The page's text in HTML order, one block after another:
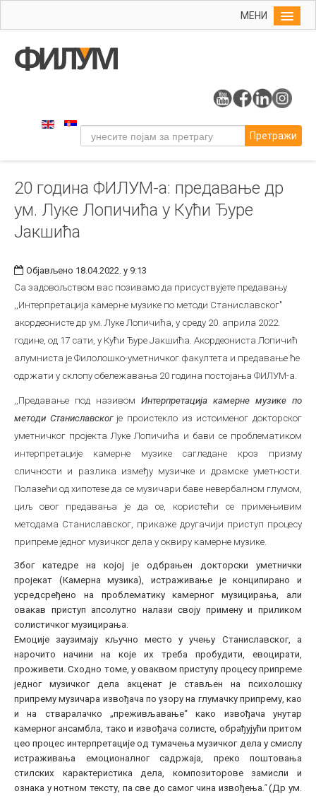
МЕНИ
Упис
Уметност
Музичка уметност
Примењена и ликовна уметност
Галерија
Библиотека
Студенти
Међународна
Претражи
20 година ФИЛУМ-а: предавање др
ум. Луке Лопичића у Кући Ђуре
Јакшића
Објављено 18.04.2022. у 9:13
Са задовољством вас позивамо да присуствујете предавању
,,Интерпретација камерне музике по методи Станиславског"
акордеонисте др ум. Луке Лопичића, у среду 20. априла 2022.
године, од 17 сати, у Кући Ђуре Јакшића. Акордеониста Лопичић
алумниста је Филолошко-уметничког факултета и предавање ће
одржати у склопу обележавања 20 година постојања ФИЛУМ-а.
,,Предавање под називом Интерпретација камерне музике по
методи Станиславскогје проистекло из истоименог докторског
уметничког пројекта Луке Лопичића и бави се проблематиком
интерпретације камерне музике сагледане кроз призму
сличности и разлика између музичке и драмске уметности.
Полазећи од хипотезе да се музичари баве невербалном глумом,
циљ овог предавања је да се, користећи се примењивим
методама Станиславског, прикаже другачији приступ процесу
припреме једног музичког дела у оквиру камерне музике.
Због катедре на којој је одбрањен докторски уметнички
пројекат (Камерна музика), истраживање је конципирано и
усредсређено на проблематику камерног музицирања, али
овакав приступ апсолутно налази своју примену и приликом
солистичког музицирања.
Емоције заузимају кључно место у учењу Станиславског, а
нарочито начини на које их треба пробудити, евоцирати,
проживети. Сходно томе, у оваквом приступу процесу припреме
једног музичког дела акценат је стављен на психолошку
припрему музичара извођача по узору на глумачку припрему, као
и на стваралачко „преживљавање“ како извођача унутар
камерног ансамбла, тако и извођача солисте, обрађујући притом
цео процес интерпретације од тумачења музичког дела у смислу
истраживања емоционалног садржаја, преко поштовања
стилских карактеристика дела, композиторове замисли и
ознака у нотном тексту, па све до самог чина извођења."(Др ум.